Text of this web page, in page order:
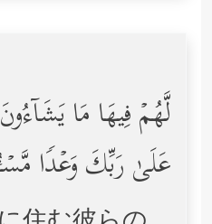
لَّهُمۡ فِیهَا مَا
عَلَىٰ رَبِّكَ وَعۡدࣰا